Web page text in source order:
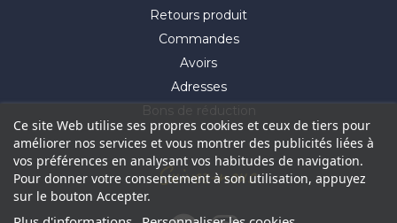
Retours produit
Commandes
Avoirs
Adresses
Suivez-nous
Ce site Web utilise ses propres cookies et ceux de tiers pour
améliorer nos services et vous montrer des publicités liées à
vos préférences en analysant vos habitudes de navigation.
Pour donner votre consentement à son utilisation, appuyez
sur le bouton Accepter.